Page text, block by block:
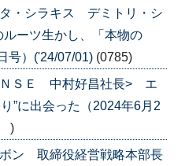
・シラキス デミトリ・シ
ーツ生かし、「本物の
号）('24/07/01) (0785)
ＮＳＥ 中村好昌社長> エ
”に出会った（2024年6月2
)
ン 取締役経営戦略本部長